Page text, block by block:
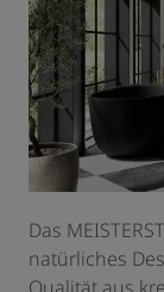
Das
natürliches